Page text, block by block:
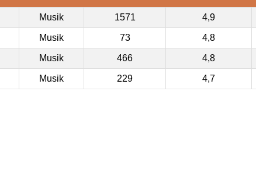
Musik 1571 4,9
Musik 73 4,8
Musik 466 4,8
Musik 229 4,7